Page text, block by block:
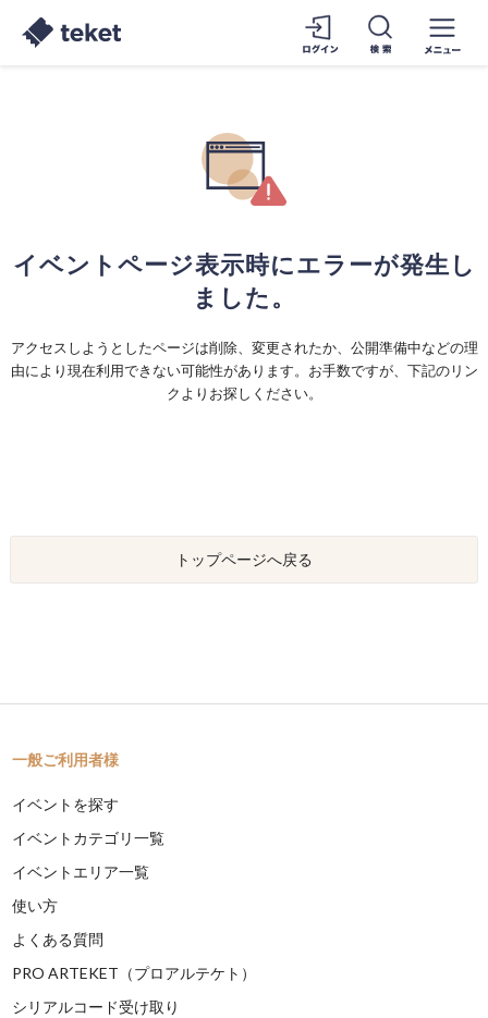
イベントページ表示時にエラーが発生し
ました。
アクセスしようとしたページは削除、変更されたか、公開準備中などの理
由により現在利用できない可能性があります。お手数ですが、下記のリン
クよりお探しください。
トップページへ戻る
一般ご利用者様
イベントを探す
イベントカテゴリ一覧
イベントエリア一覧
使い方
よくある質問
PRO ARTEKET（プロアルテケト）
シリアルコード受け取り